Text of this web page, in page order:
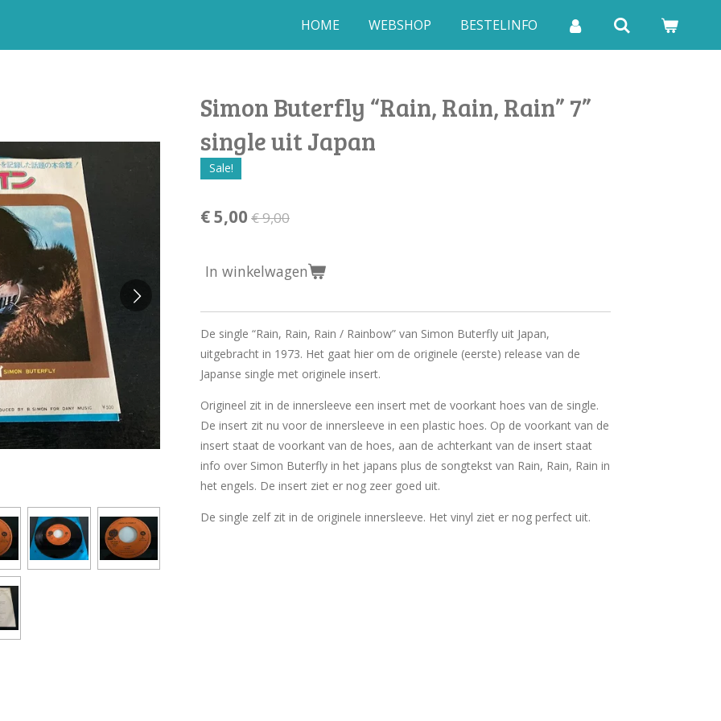
HOME WEBSHOP BESTELINFO
Simon Buterfly “Rain, Rain, Rain” 7”
single uit Japan
Sale!
€ 5,00 € 9,00
In winkelwagen
De single “Rain, Rain, Rain / Rainbow” van Simon Buterfly uit Japan,
uitgebracht in 1973. Het gaat hier om de originele (eerste) release van de
Japanse single met originele insert.
Origineel zit in de innersleeve een insert met de voorkant hoes van de single.
De insert zit nu voor de innersleeve in een plastic hoes. Op de voorkant van de
insert staat de voorkant van de hoes, aan de achterkant van de insert staat
info over Simon Buterfly in het japans plus de songtekst van Rain, Rain, Rain in
het engels. De insert ziet er nog zeer goed uit.
De single zelf zit in de originele innersleeve. Het vinyl ziet er nog perfect uit.